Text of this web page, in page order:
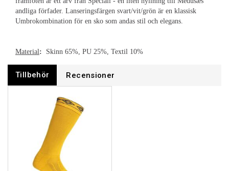
andliga förfader. Lanseringsfärgen svart/vit/grön är en klassisk
Umbrokombination för en sko som andas stil och elegans.
Material: Skinn 65%, PU 25%, Textil 10%
Tillbehör Recensioner